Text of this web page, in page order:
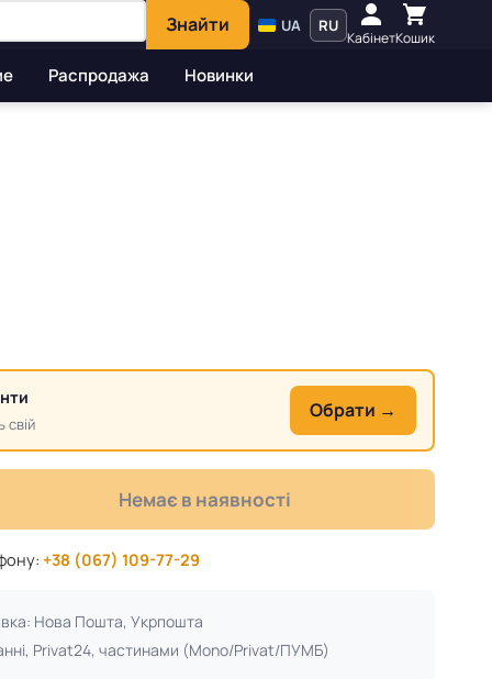
Знайти UA RU
КабінетКошик
Распродажа Новинки
свій
Обрати →
Немає в наявності
+38 (067) 109-77-29
Нова Пошта, Укрпошта
Privat24, частинами (Mono/Privat/ПУМБ)